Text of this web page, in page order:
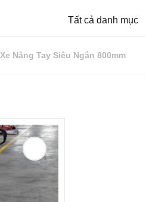
Tất cả danh mục
Xe Nâng Tay Siêu Ngắn 800mm